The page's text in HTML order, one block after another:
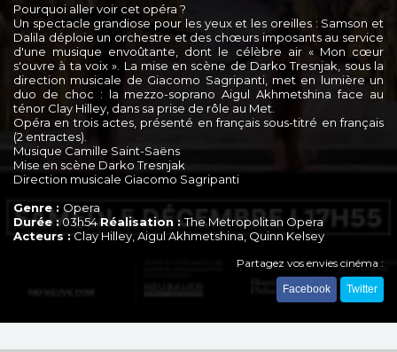
Pourquoi aller voir cet opéra ?
Un spectacle grandiose pour les yeux et les oreilles : Samson et
Dalila déploie un orchestre et des chœurs imposants au service
d'une musique envoûtante, dont le célèbre air « Mon cœur
s'ouvre à ta voix ». La mise en scène de Darko Tresnjak, sous la
direction musicale de Giacomo Sagripanti, met en lumière un
duo de choc : la mezzo-soprano Aigul Akhmetshina face au
ténor Clay Hilley, dans sa prise de rôle au Met.
Opéra en trois actes, présenté en français sous-titré en français
(2 entractes).
Musique Camille Saint-Saëns
Mise en scène Darko Tresnjak
Direction musicale Giacomo Sagripanti
Genre : Opera
Durée :03h54 Réalisation :The Metropolitan Opera
Acteurs : Clay Hilley, Aigul Akhmetshina, Quinn Kelsey
Partagez vos envies cinéma :
Facebook Twitter